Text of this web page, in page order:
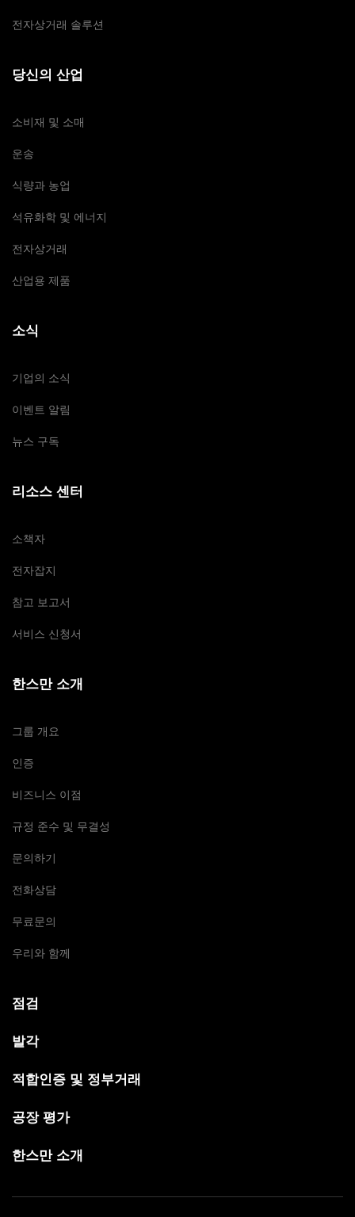
전자상거래 솔루션
당신의 산업
소비재 및 소매
운송
식량과 농업
석유화학 및 에너지
전자상거래
산업용 제품
소식
기업의 소식
이벤트 알림
뉴스 구독
리소스 센터
소책자
전자잡지
참고 보고서
서비스 신청서
한스만 소개
그룹 개요
인증
비즈니스 이점
규정 준수 및 무결성
문의하기
전화상담
무료문의
우리와 함께
점검
발각
적합인증 및 정부거래
공장 평가
한스만 소개